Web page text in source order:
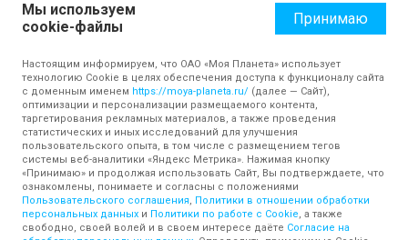
Правила сайтаРабота с cookie-файлами
Защита персональных данных
Обработка персональных данных
Мы используем
cookie-файлы
Принимаю
Настоящим информируем, что ОАО «Моя Планета» использует
технологию Cookie в целях обеспечения доступа к функционалу сайта
с доменным именем https://moya-planeta.ru/ (далее — Сайт),
оптимизации и персонализации размещаемого контента,
таргетирования рекламных материалов, а также проведения
статистических и иных исследований для улучшения
пользовательского опыта, в том числе с размещением тегов
системы веб-аналитики «Яндекс Метрика». Нажимая кнопку
«Принимаю» и продолжая использовать Сайт, Вы подтверждаете, что
ознакомлены, понимаете и согласны с положениями
Пользовательского соглашения, Политики в отношении обработки
персональных данных и Политики по работе с Cookie, а также
свободно, своей волей и в своем интересе даёте Согласие на